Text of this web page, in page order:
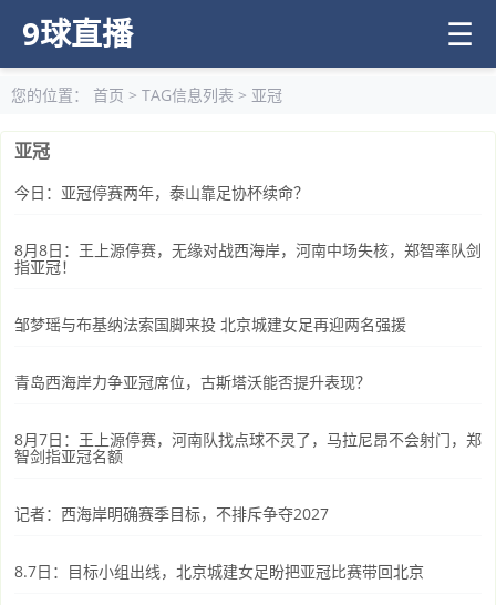
9球直播 ☰
您的位置： 首页 > TAG信息列表 > 亚冠
亚冠
今日：亚冠停赛两年，泰山靠足协杯续命？
8月8日：王上源停赛，无缘对战西海岸，河南中场失核，郑智率队剑
指亚冠！
邹梦瑶与布基纳法索国脚来投 北京城建女足再迎两名强援
青岛西海岸力争亚冠席位，古斯塔沃能否提升表现？
8月7日：王上源停赛，河南队找点球不灵了，马拉尼昂不会射门，郑
智剑指亚冠名额
记者：西海岸明确赛季目标，不排斥争夺2027
8.7日：目标小组出线，北京城建女足盼把亚冠比赛带回北京